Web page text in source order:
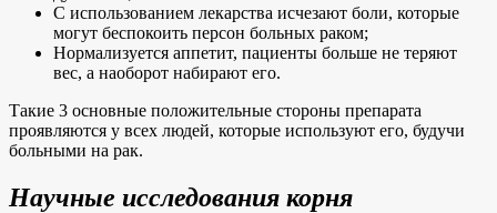
С использованием лекарства исчезают боли, которые
могут беспокоить персон больных раком;
Нормализуется аппетит, пациенты больше не теряют
вес, а наоборот набирают его.
Такие 3 основные положительные стороны препарата
проявляются у всех людей, которые используют его, будучи
больными на рак.
Научные исследования корня